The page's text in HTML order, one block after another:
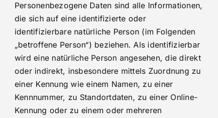
Personenbezogene Daten sind alle Informationen,
die sich auf eine identifizierte oder
identifizierbare natürliche Person (im Folgenden
„betroffene Person“) beziehen. Als identifizierbar
wird eine natürliche Person angesehen, die direkt
oder indirekt, insbesondere mittels Zuordnung zu
einer Kennung wie einem Namen, zu einer
Kennnummer, zu Standortdaten, zu einer Online-
Kennung oder zu einem oder mehreren